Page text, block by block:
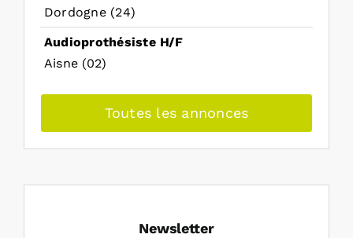
Dordogne (24)
Audioprothésiste H/F
Aisne (02)
Toutes les annonces
Newsletter